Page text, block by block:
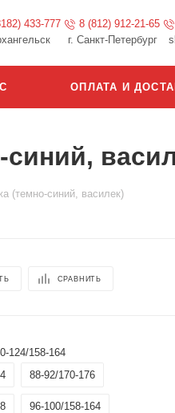
433-777
8 (812) 912-21-65
г. Санкт-Петербург
ОПЛАТА И
(темно-синий, василек)
СРАВНИТЬ
124/158-164
88-92/170-176
96-100/158-164